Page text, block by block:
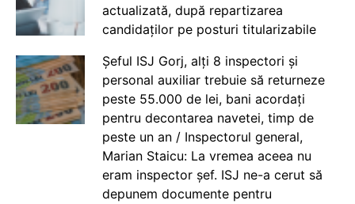
actualizată, după repartizarea
candidaților pe posturi titularizabile
Șeful ISJ Gorj, alți 8 inspectori și
personal auxiliar trebuie să returneze
peste 55.000 de lei, bani acordați
pentru decontarea navetei, timp de
peste un an / Inspectorul general,
Marian Staicu: La vremea aceea nu
eram inspector șef. ISJ ne-a cerut să
depunem documente pentru